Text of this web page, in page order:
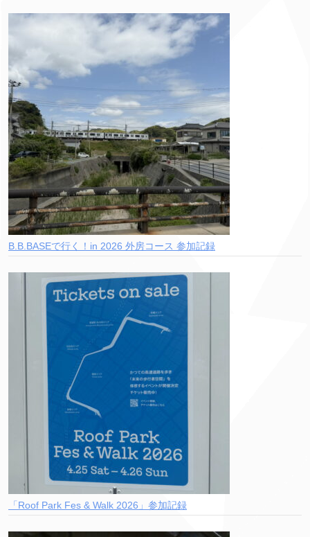
B.B.BASEで行く！in 2026 外房コース 参加記録
「Roof Park Fes & Walk 2026」参加記録